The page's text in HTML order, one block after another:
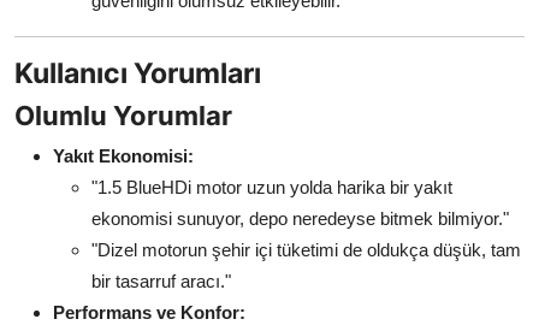
Kullanıcı Yorumları
Olumlu Yorumlar
Yakıt Ekonomisi:
"1.5 BlueHDi motor uzun yolda harika bir yakıt
ekonomisi sunuyor, depo neredeyse bitmek bilmiyor."
"Dizel motorun şehir içi tüketimi de oldukça düşük, tam
bir tasarruf aracı."
Performans ve Konfor: